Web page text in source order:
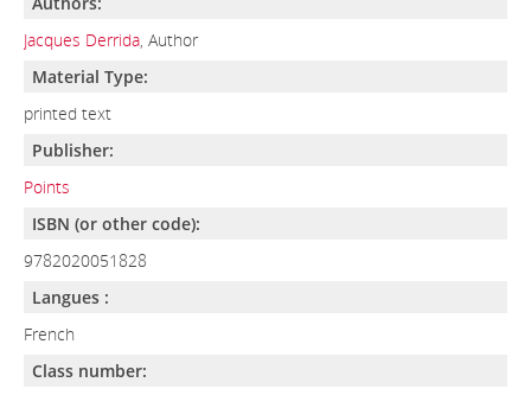
Jacques Derrida, Author
Material Type:
printed text
Publisher:
Points
ISBN (or other code):
9782020051828
Langues :
French
Class number: